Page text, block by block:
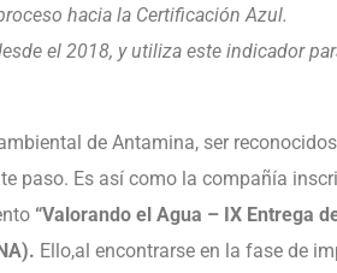
hacia la Certificación Azul.
el 2018, y utiliza este indicador
de Antamina, ser
paso. Es así como la compañía
“Valorando el Agua – IX Entrega
Ello,al encontrarse en la fase de